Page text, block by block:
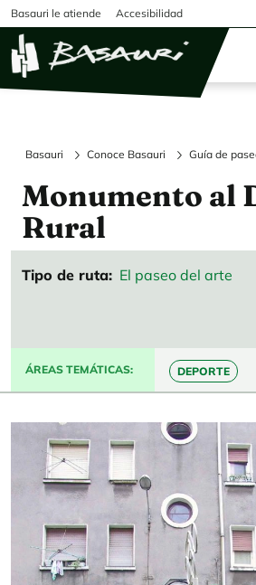
Pasar al contenido principal
Basauri le atiende Accesibilidad
Basauri Conoce Basauri Guía de
Monumento al
Rural
Tipo de ruta El paseo del arte
ÁREAS TEMÁTICAS DEPORTE